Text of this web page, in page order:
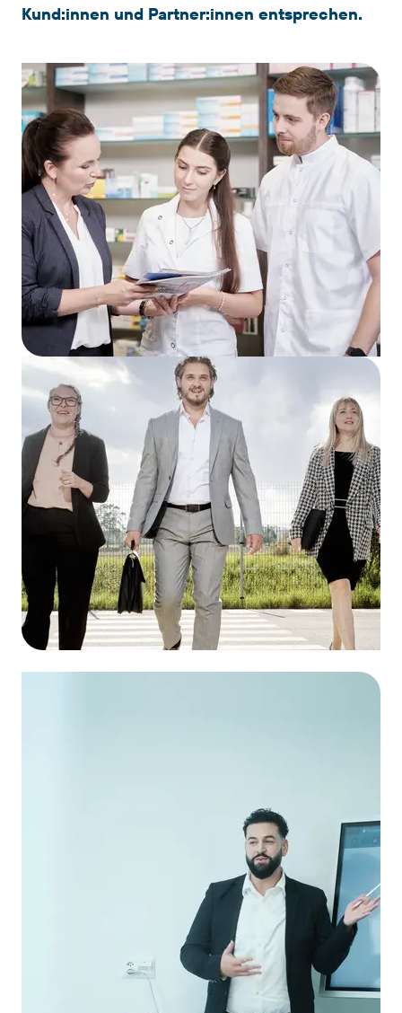
Kund:innen und Partner:innen entsprechen.
Avosano AG
zum Grosshandel